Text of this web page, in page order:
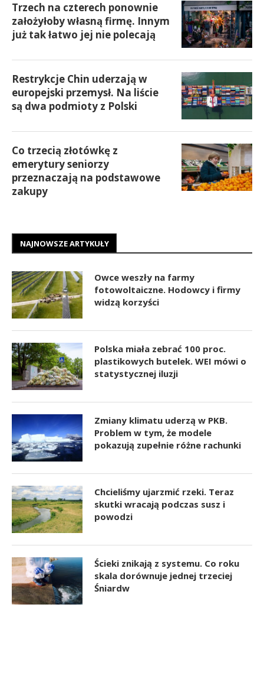
Trzech na czterech ponownie
założyłoby własną firmę. Innym
już tak łatwo jej nie polecają
Restrykcje Chin uderzają w
europejski przemysł. Na liście
są dwa podmioty z Polski
Co trzecią złotówkę z
emerytury seniorzy
przeznaczają na podstawowe
zakupy
NAJNOWSZE ARTYKUŁY
Owce weszły na farmy
fotowoltaiczne. Hodowcy i firmy
widzą korzyści
Polska miała zebrać 100 proc.
plastikowych butelek. WEI mówi o
statystycznej iluzji
Zmiany klimatu uderzą w PKB.
Problem w tym, że modele
pokazują zupełnie różne rachunki
Chcieliśmy ujarzmić rzeki. Teraz
skutki wracają podczas susz i
powodzi
Ścieki znikają z systemu. Co roku
skala dorównuje jednej trzeciej
Śniardw